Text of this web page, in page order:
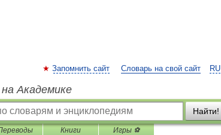
RU
Запомнить сайт Словарь на свой сайт
Академике
Найти!
Книги Игры ⚽